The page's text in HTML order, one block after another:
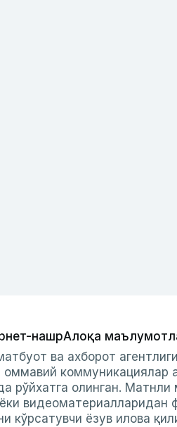
нашрАлоқа
ва ахборот
коммуникациялар
рўйхатга олинган.
видеоматериалларидан
кўрсатувчи ёзув илова